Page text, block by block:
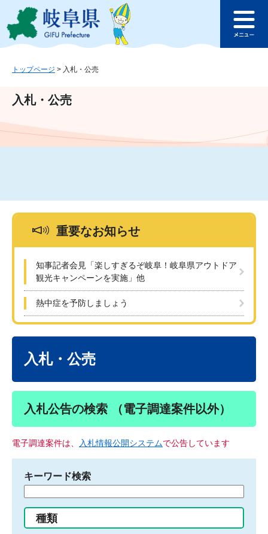
ジ
ュ
文
このページの本文へ
ュ
トップページ > 入札・公売
入札・公売
重要なお知らせ
知事記者会見「楽しすぎるぞ岐阜！岐阜県アウトドア
観光キャンペーンを実施」他
熱中症を予防しましょう
入札・公売
入札公告の検索 （電子調達案件以外）
電子調達案件は、 入札情報公開システムで公告しています
キーワード検索
る
種類